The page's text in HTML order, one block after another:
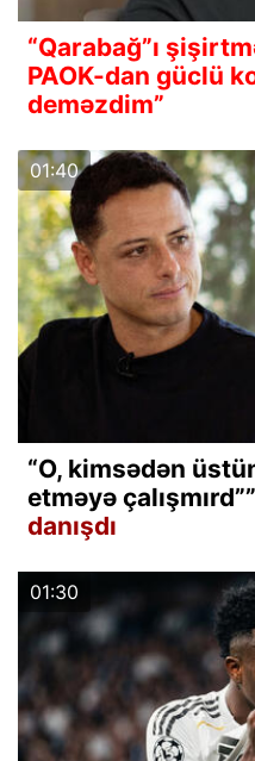
“Qarabağ”ı
PAOK-dan güclü
deməzdim”
01:40
“O, kimsədən
etməyə
danışdı
01:30